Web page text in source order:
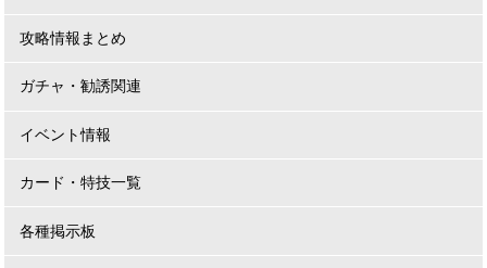
攻略情報まとめ
ガチャ・勧誘関連
イベント情報
カード・特技一覧
各種掲示板